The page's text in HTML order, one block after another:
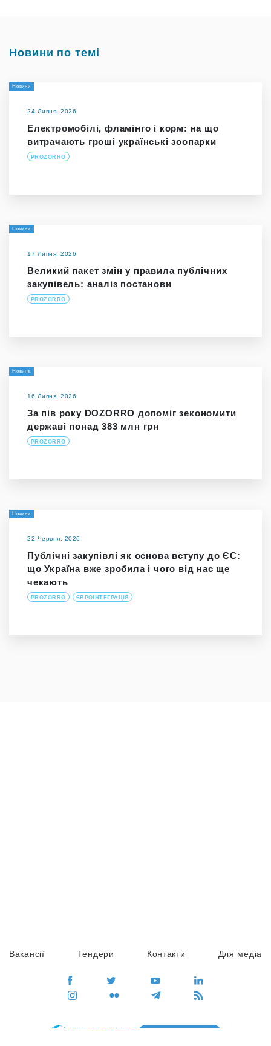
Новини по темі
Новини
24 Липня, 2026
Електромобілі, фламінго і корм: на що
витрачають гроші українські зоопарки
PROZORRO
Новини
17 Липня, 2026
Великий пакет змін у правила публічних
закупівель: аналіз постанови
PROZORRO
Новина
16 Липня, 2026
За пів року DOZORRO допоміг зекономити
державі понад 383 млн грн
PROZORRO
Новини
22 Червня, 2026
Публічні закупівлі як основа вступу до ЄС:
що Україна вже зробила і чого від нас ще
чекають
PROZORRO ЄВРОІНТЕГРАЦІЯ
Вакансії Тендери Контакти Для медіа